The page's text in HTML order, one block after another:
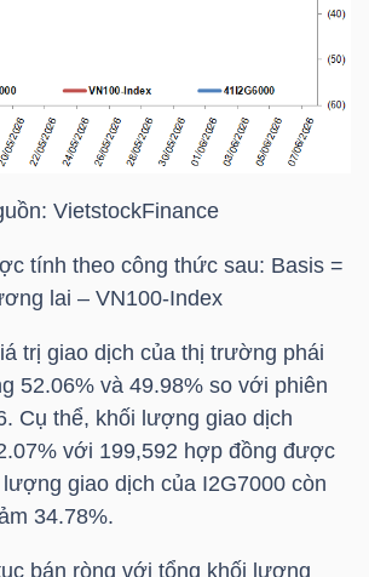
VietstockFinance
tính theo công thức sau: Basis =
lai – VN100-Index
trị giao dịch của thị trường phái
52.06% và 49.98% so với phiên
Cụ thể, khối lượng giao dịch
với 199,592 hợp đồng được
giao dịch của I2G7000 còn
34.78%.
bán ròng với tổng khối lượng